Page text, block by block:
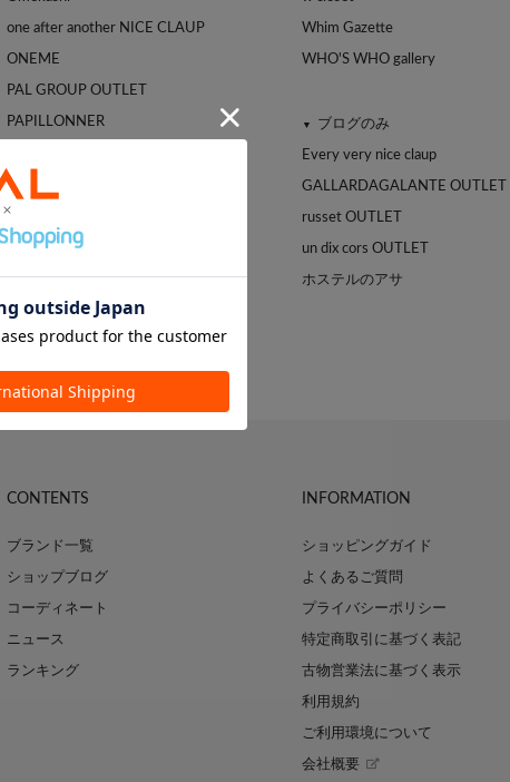
one after another NICE CLAUP
ONEME
PAL GROUP OUTLET
PAPILLONNER
prose verse
PUAL CE CIN
RAY CASSIN
Remind me and forever
RIVE DROITE
russet
Whim Gazette
WHO'S WHO gallery
▼ ブログのみ
Every very nice claup
GALLARDAGALANTE OUTLET
russet OUTLET
un dix cors OUTLET
ホステルのアサ
CONTENTS
ブランド一覧
ショップブログ
コーディネート
ニュース
ランキング
INFORMATION
ショッピングガイド
よくあるご質問
プライバシーポリシー
特定商取引に基づく表記
古物営業法に基づく表示
利用規約
ご利用環境について
会社概要